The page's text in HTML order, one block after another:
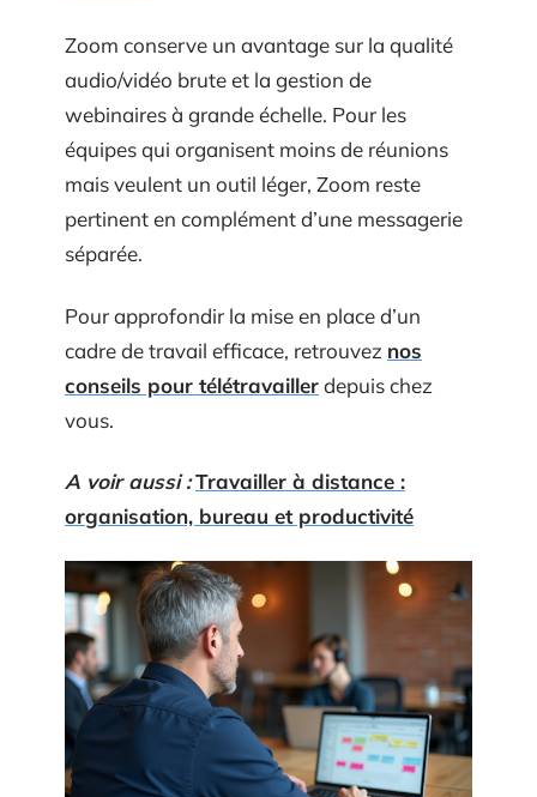
Zoom conserve un avantage sur la qualité
audio/vidéo brute et la gestion de
webinaires à grande échelle. Pour les
équipes qui organisent moins de réunions
mais veulent un outil léger, Zoom reste
pertinent en complément d’une messagerie
séparée.
Pour approfondir la mise en place d’un
cadre de travail efficace, retrouvez nos
conseils pour télétravaillerdepuis chez
vous.
A voir aussi :Travailler à distance :
organisation, bureau et productivité